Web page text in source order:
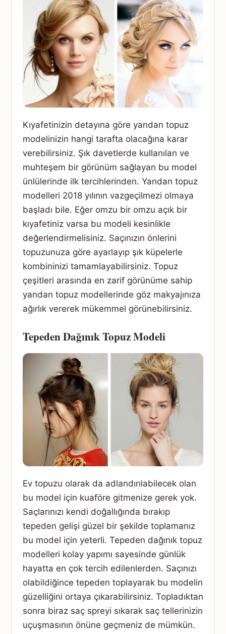
Kıyafetinizin detayına göre yandan topuz
modelinizin hangi tarafta olacağına karar
verebilirsiniz. Şık davetlerde kullanılan ve
muhteşem bir görünüm sağlayan bu model
ünlülerinde ilk tercihlerinden. Yandan topuz
modelleri 2018 yılının vazgeçilmezi olmaya
başladı bile. Eğer omzu bir omzu açık bir
kıyafetiniz varsa bu modeli kesinlikle
değerlendirmelisiniz. Saçınızın önlerini
topuzunuza göre ayarlayıp şık küpelerle
kombininizi tamamlayabilirsiniz. Topuz
çeşitleri arasında en zarif görünüme sahip
yandan topuz modellerinde göz makyajınıza
ağırlık vererek mükemmel görünebilirsiniz.
Tepeden Dağınık Topuz Modeli
Ev topuzu olarak da adlandırılabilecek olan
bu model için kuaföre gitmenize gerek yok.
Saçlarınızı kendi doğallığında bırakıp
tepeden gelişi güzel bir şekilde toplamanız
bu model için yeterli. Tepeden dağınık topuz
modelleri kolay yapımı sayesinde günlük
hayatta en çok tercih edilenlerden. Saçınızı
olabildiğince tepeden toplayarak bu modelin
güzelliğini ortaya çıkarabilirsiniz. Topladıktan
sonra biraz saç spreyi sıkarak saç tellerinizin
uçuşmasının önüne geçmeniz de mümkün.